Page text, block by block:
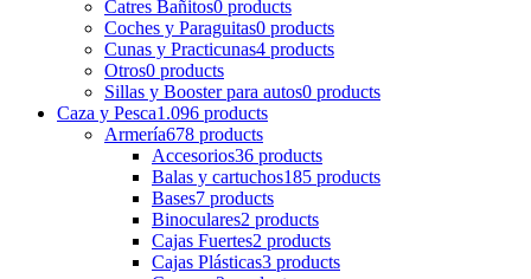
Catres Bañitos0 products
Coches y Paraguitas0 products
Cunas y Practicunas4 products
Otros0 products
Sillas y Booster para autos0 products
Caza y Pesca1.096 products
Armería678 products
Accesorios36 products
Balas y cartuchos185 products
Bases7 products
Binoculares2 products
Cajas Fuertes2 products
Cajas Plásticas3 products